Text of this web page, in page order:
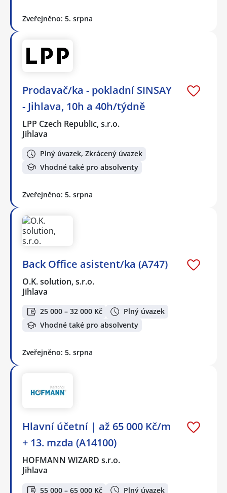
Zveřejněno: 5. srpna
Prodavač/ka - pokladní SINSAY
- Jihlava, 10h a 40h/týdně
LPP Czech Republic, s.r.o.
Jihlava
Plný úvazek, Zkrácený úvazek
Vhodné také pro absolventy
Zveřejněno: 5. srpna
Back Office asistent/ka (A747)
O.K. solution, s.r.o.
Jihlava
25 000 – 32 000 Kč
Plný úvazek
Vhodné také pro absolventy
Zveřejněno: 5. srpna
Hlavní účetní | až 65 000 Kč/m
+ 13. mzda (A14100)
HOFMANN WIZARD s.r.o.
Jihlava
55 000 – 65 000 Kč Plný úvazek